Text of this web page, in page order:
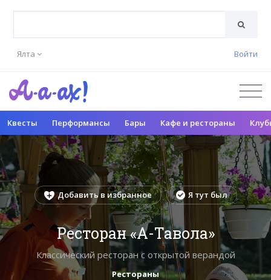
Ялта Войти
Квесты Перформансы Бары Кафе и рестораны
Добавить в избранное Я тут был
Ресторан «А-Тавола»
Классический ресторан с открытой верандой
Рестораны